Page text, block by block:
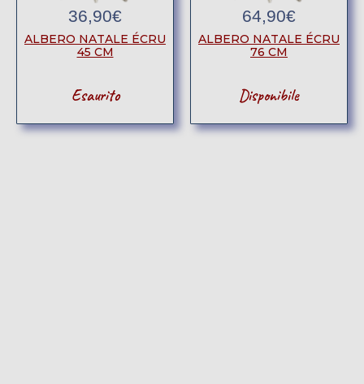
36,90€
ALBERO NATALE ÉCRU
45 CM
Esaurito
64,90€
ALBERO NATALE ÉCRU
76 CM
Disponibile